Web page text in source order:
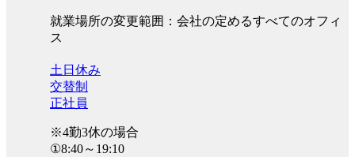
就業場所の変更範囲：会社の定めるすべてのオフィ
ス
土日休み
交替制
正社員
※4勤3休の場合
①8:40～19:10